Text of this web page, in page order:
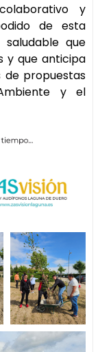
y
de esta
que
y que anticipa
de propuestas
y el